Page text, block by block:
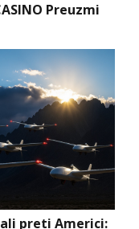
Preuzmi
preti Americi: